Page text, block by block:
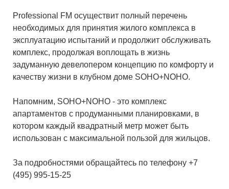
Professional FM осуществит полный перечень
необходимых для принятия жилого комплекса в
эксплуатацию испытаний и продолжит обслуживать
комплекс, продолжая воплощать в жизнь
задуманную девелопером концепцию по комфорту и
качеству жизни в клубном доме SOHO+NOHO.
Напомним, SOHO+NOHO - это комплекс
апартаментов с продуманными планировками, в
котором каждый квадратный метр может быть
использован с максимальной пользой для жильцов.
За подробностями обращайтесь по телефону +7
(495) 995-15-25